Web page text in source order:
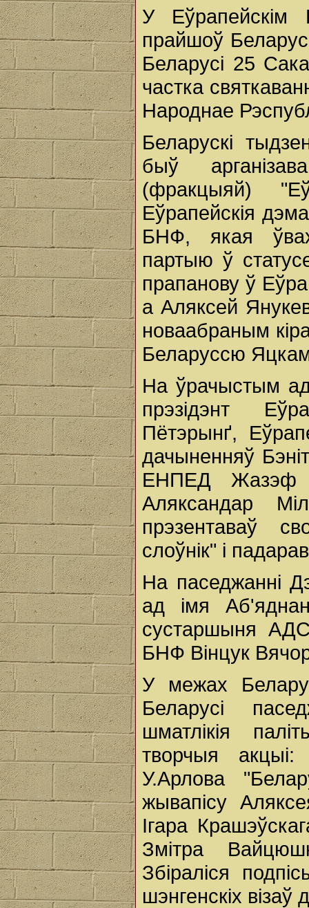
У Еўрапейскім
прайшоў
Беларусі 25
частка
Народнае
Беларускі
быў
(фракцыяй)
Еўрапейскія
БНФ, якая
партыю ў
прапанову ў
а Аляксей
новаабраным
Беларуссю
На ўрачыстым
прэзідэнт
Пётэрынґ,
дачыненняў
ЕНПЕД Жазэф
Аляксандар
прэзентаваў
слоўнік" і
На паседжанні
ад імя
сустаршыня
БНФ Вінцук
У межах
Беларусі
шматлікія
творчыя
У.Арлова
жывапісу
Ігара
Змітра
Збіраліся
шэнгенскіх візаў